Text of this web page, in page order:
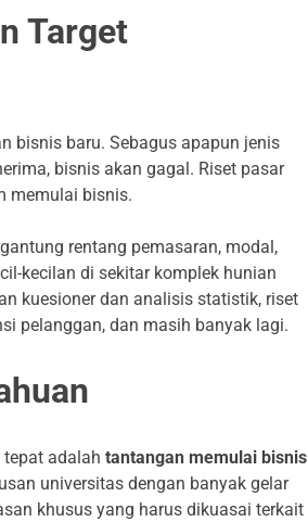
Target
bisnis baru. Sebagus apapun jenis
bisnis akan gagal. Riset pasar
memulai bisnis.
rentang pemasaran, modal,
kecilan di sekitar komplek hunian
kuesioner dan analisis statistik, riset
pelanggan, dan masih banyak lagi.
adalah tantangan memulai bisnis
universitas dengan banyak gelar
khusus yang harus dikuasai terkait